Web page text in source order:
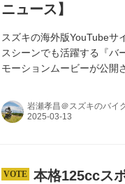
ニュース】
スズキの海外版YouTubeサ
スシーンでも活躍する『バ
モーションムービーが公開
岩瀬孝昌＠スズキのバイ
本格125ccス